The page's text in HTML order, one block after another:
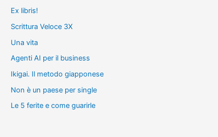
Ex libris!
Scrittura Veloce 3X
Una vita
Agenti AI per il business
Ikigai. Il metodo giapponese
Non è un paese per single
Le 5 ferite e come guarirle